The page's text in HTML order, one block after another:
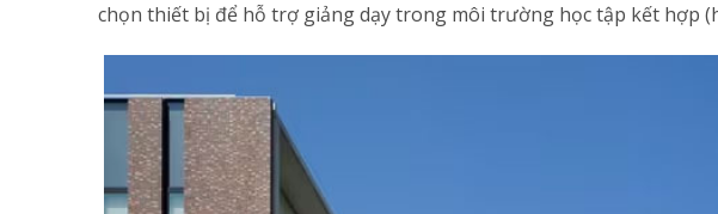
chọn thiết bị để hỗ trợ giảng dạy trong môi trường học tập kết hợp